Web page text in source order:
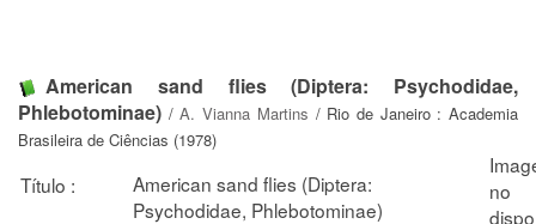
American sand flies (Diptera: Psychodidae,
Phlebotominae) /A. Vianna Martins / Rio de Janeiro : Academia
Brasileira de Ciências (1978)
Título :
American sand flies (Diptera:
Psychodidae, Phlebotominae)